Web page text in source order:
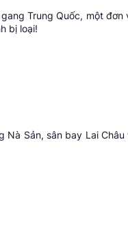
Trung Quốc, một đơn
bị loại!
Sản, sân bay Lai Châu